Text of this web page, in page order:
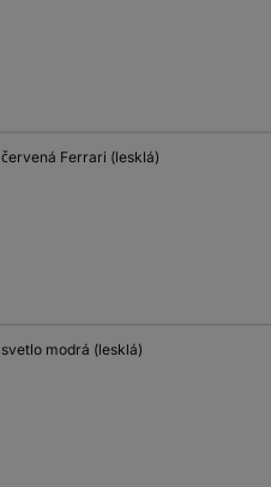
červená Ferrari (lesklá)
svetlo modrá (lesklá)